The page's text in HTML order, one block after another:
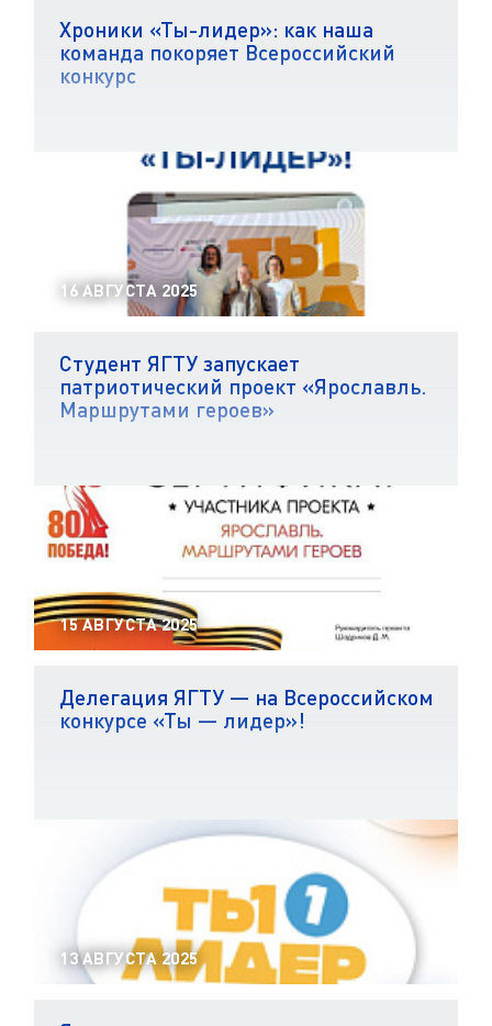
Хроники «Ты-лидер»: как наша
команда покоряет Всероссийский
конкурс
16 АВГУСТА 2025
Студент ЯГТУ запускает
патриотический проект «Ярославль.
Маршрутами героев»
15 АВГУСТА 2025
Делегация ЯГТУ — на Всероссийском
конкурсе «Ты — лидер»!
13 АВГУСТА 2025